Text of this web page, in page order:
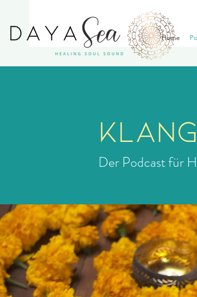
Home
Der Podcast für